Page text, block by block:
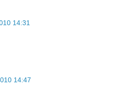
14:31
14:47